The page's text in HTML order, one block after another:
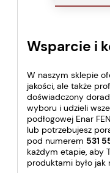
Wsparcie i
W naszym sklepie
jakości, ale także
doświadczony
wyboru i udzieli
podłogowej Enar
lub potrzebujesz
pod numerem 531
każdym etapie, aby
produktami było jak